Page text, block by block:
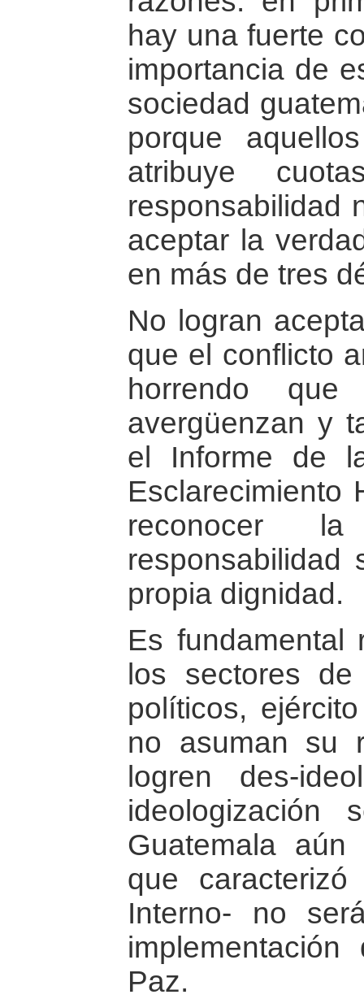
hay una fuerte
importancia de
sociedad
porque
atribuye
responsabilidad
aceptar la
en más de tres
No logran
que el conflicto
horrendo
avergüenzan y
el Informe de
Esclarecimiento
reconocer
responsabilidad
propia dignidad.
Es fundamental
los sectores
políticos,
no asuman su
logren des-
Guatemala
que
Interno- no
Paz.